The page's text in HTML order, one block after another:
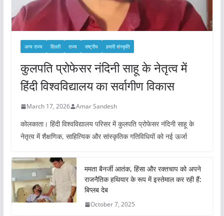
अन्य राज्य दिल्ली राज्य राष्ट्रीय हमारी संस्कृति
कुलपति प्रोफेसर नंदिनी साहू के नेतृत्व में
हिंदी विश्वविद्यालय का सर्वागीण विकास
March 17, 2026 Amar Sandesh
कोलकाता। हिंदी विश्वविद्यालय परिसर में कुलपति प्रोफेसर नंदिनी साहू के
नेतृत्व में शैक्षणिक, साहित्यिक और सांस्कृतिक गतिविधियों को नई ऊर्जा
ममता बैनर्जी आतंक, हिंसा और रक्तचाप को अपने
राजनैतिक हथियार के रूप में इस्तेमाल कर रही हैं:
बिप्लब देब
October 7, 2025